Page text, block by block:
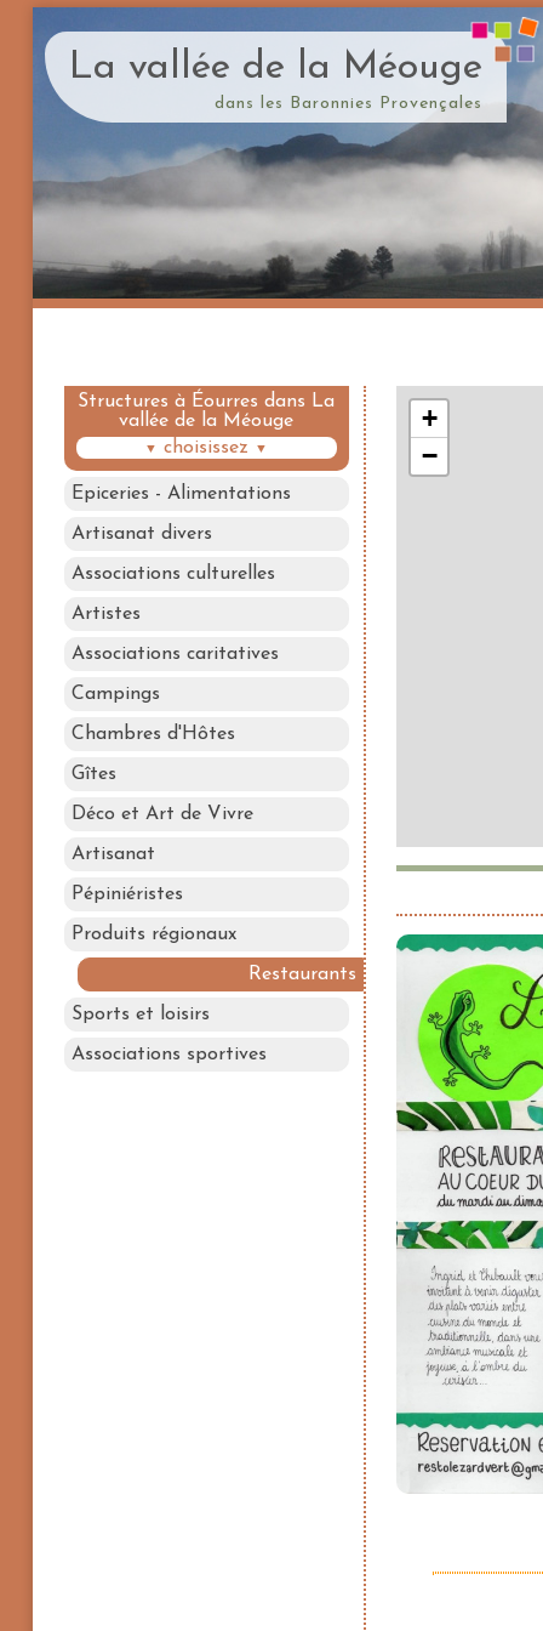
La vallée de la Méouge
dans les Baronnies Provençales
Structures à Éourres dans La
vallée de la Méouge
▼ choisissez ▼
Epiceries - Alimentations
Artisanat divers
Associations culturelles
Artistes
Associations caritatives
Campings
Chambres d'Hôtes
Gîtes
Déco et Art de Vivre
Artisanat
Pépiniéristes
Produits régionaux
Restaurants
Sports et loisirs
Associations sportives